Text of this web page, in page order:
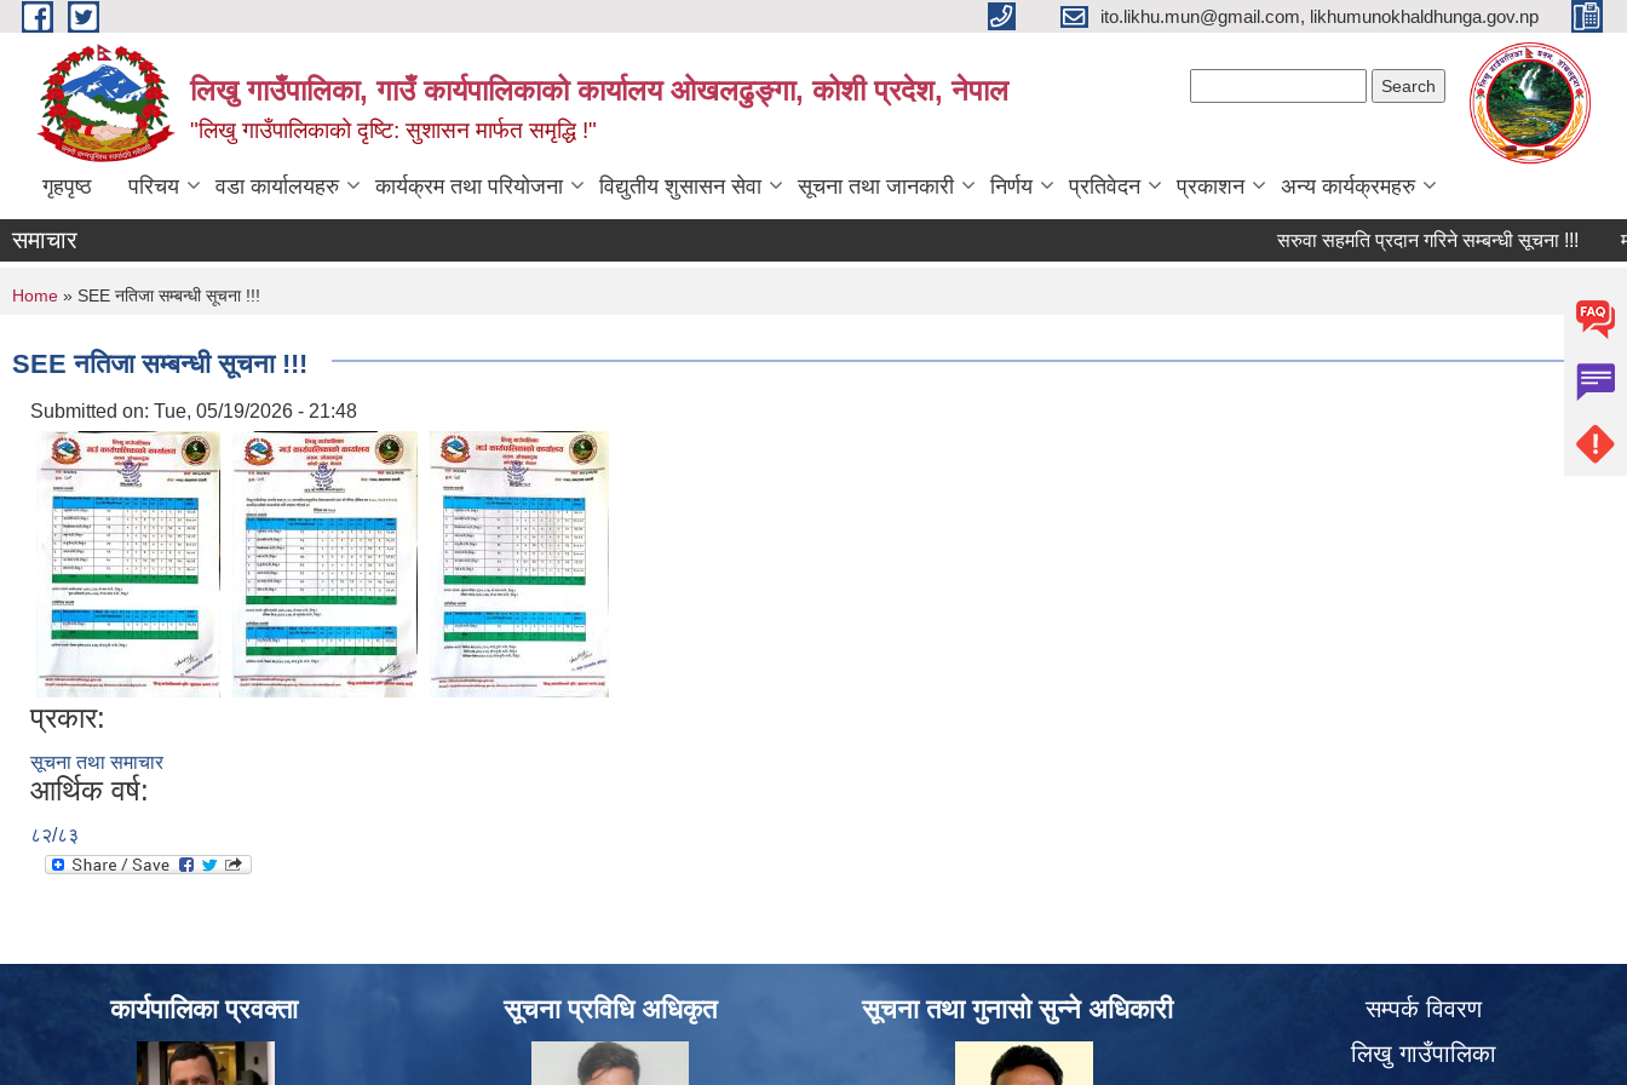
Skip to main content ito.likhu.mun@gmail.com, likhumunokhaldhunga.gov.np
लिखु गाउँपालिका, गाउँ कार्यपालिकाको कार्यालय ओखलढुङ्गा, कोशी प्रदेश, नेपाल
"लिखु गाउँपालिकाको दृष्टि: सुशासन मार्फत समृद्धि !"
गृहपृष्ठ परिचय वडा कार्यालयहरु कार्यक्रम तथा परियोजना विद्युतीय शुसासन सेवा सूचना तथा जानकारी निर्णय प्रतिवेदन प्रकाशन अन्य कार्यक्रमहरु
समाचार सरुवा सहमति प्रदान गरिने सम्बन्धी सूचना !!!
You are here
Home » SEE नतिजा सम्बन्धी सूचना !!!
SEE नतिजा सम्बन्धी सूचना !!!
Submitted on: Tue, 05/19/2026 - 21:48
प्रकार:
सूचना तथा समाचार
आर्थिक वर्ष:
८२/८३
कार्यपालिका प्रवक्ता सूचना प्रविधि अधिकृत सूचना तथा गुनासो सुन्ने अधिकारी
सम्पर्क विवरण
लिखु गाउँपालिका